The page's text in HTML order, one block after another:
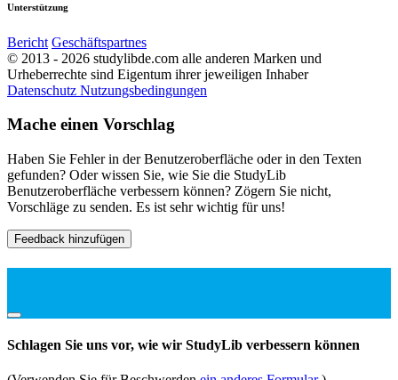
Unterstützung
Bericht Geschäftspartnes
© 2013 - 2026 studylibde.com alle anderen Marken und
Urheberrechte sind Eigentum ihrer jeweiligen Inhaber
Datenschutz Nutzungsbedingungen
Mache einen Vorschlag
Haben Sie Fehler in der Benutzeroberfläche oder in den Texten
gefunden? Oder wissen Sie, wie Sie die StudyLib
Benutzeroberfläche verbessern können? Zögern Sie nicht,
Vorschläge zu senden. Es ist sehr wichtig für uns!
Feedback hinzufügen
Schlagen Sie uns vor, wie wir StudyLib verbessern können